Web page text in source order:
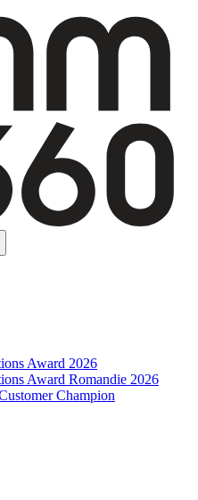
Award 2026
Award Romandie 2026
Champion